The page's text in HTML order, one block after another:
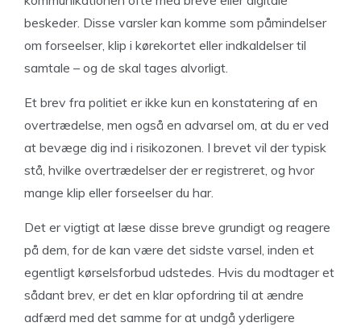
beskeder. Disse varsler kan komme som påmindelser
om forseelser, klip i kørekortet eller indkaldelser til
samtale – og de skal tages alvorligt.
Et brev fra politiet er ikke kun en konstatering af en
overtrædelse, men også en advarsel om, at du er ved
at bevæge dig ind i risikozonen. I brevet vil der typisk
stå, hvilke overtrædelser der er registreret, og hvor
mange klip eller forseelser du har.
Det er vigtigt at læse disse breve grundigt og reagere
på dem, for de kan være det sidste varsel, inden et
egentligt kørselsforbud udstedes. Hvis du modtager et
sådant brev, er det en klar opfordring til at ændre
adfærd med det samme for at undgå yderligere